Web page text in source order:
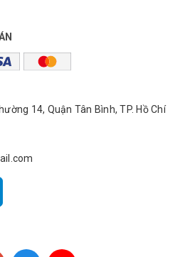
14, Quận Tân Bình, TP. Hồ Chí